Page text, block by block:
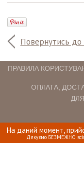
На даний момент,
Дякуємо БЕЗМЕЖНО
Повернутись до
ПРАВИЛА
ОПЛАТА,